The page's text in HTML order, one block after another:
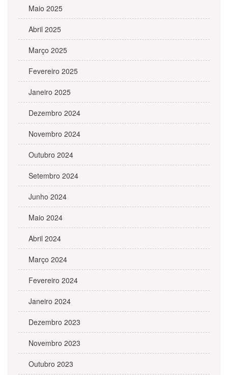
Maio 2025
Abril 2025
Março 2025
Fevereiro 2025
Janeiro 2025
Dezembro 2024
Novembro 2024
Outubro 2024
Setembro 2024
Junho 2024
Maio 2024
Abril 2024
Março 2024
Fevereiro 2024
Janeiro 2024
Dezembro 2023
Novembro 2023
Outubro 2023